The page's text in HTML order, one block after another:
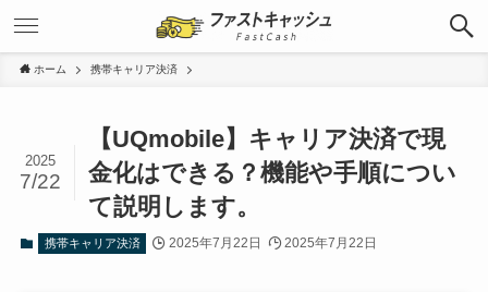
ホーム 携帯キャリア決済
【UQmobile】キャリア決済で現
金化はできる？機能や手順につい
て説明します。
2025
7/22
携帯キャリア決済 2025年7月22日 2025年7月22日